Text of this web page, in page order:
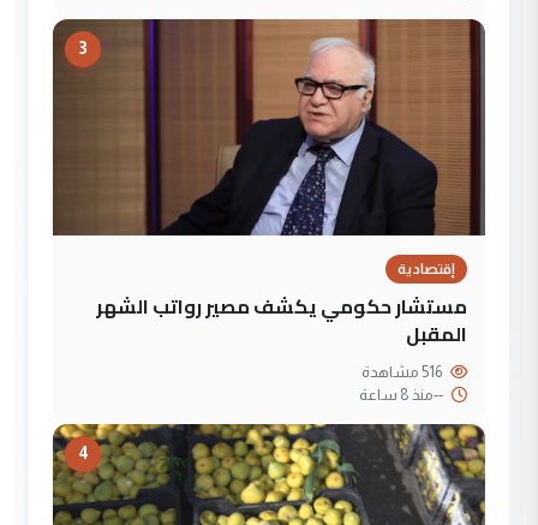
3
إقتصادية
مستشار حكومي يكشف مصير رواتب الشهر
المقبل
--منذ 8 ساعة
4